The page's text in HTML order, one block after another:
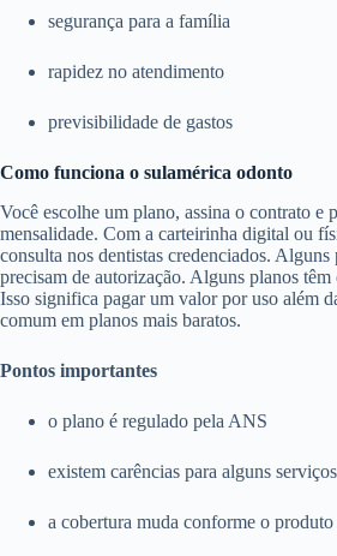
segurança para a família
rapidez no atendimento
previsibilidade de gastos
Como funciona o sulamérica odonto
Você escolhe um plano, assina o contrato e
mensalidade. Com a carteirinha digital ou
consulta nos dentistas credenciados. Alguns
precisam de autorização. Alguns planos têm
Isso significa pagar um valor por uso além
comum em planos mais baratos.
Pontos importantes
o plano é regulado pela ANS
existem carências para alguns serviços
a cobertura muda conforme o